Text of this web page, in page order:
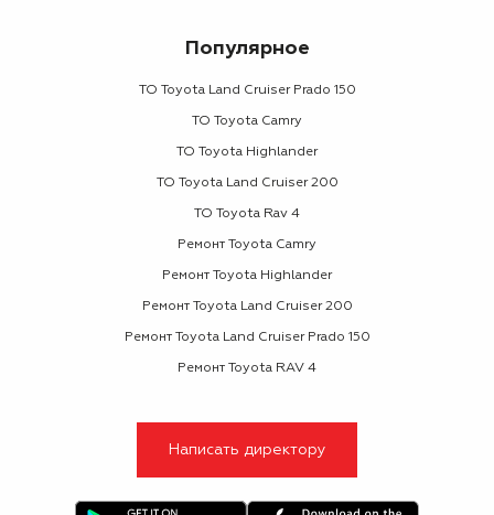
Популярное
ТО Toyota Land Cruiser Prado 150
ТО Toyota Camry
ТО Toyota Highlander
ТО Toyota Land Cruiser 200
ТО Toyota Rav 4
Ремонт Toyota Camry
Ремонт Toyota Highlander
Ремонт Toyota Land Cruiser 200
Ремонт Toyota Land Cruiser Prado 150
Ремонт Toyota RAV 4
Написать директору